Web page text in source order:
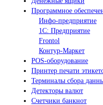
Программное
Инфо-предприятие
1С: Предприятие
Frontol
Контур-Маркет
POS-оборудование
Принтер печати
Терминалы сбора
Детекторы валют
Счетчики банкнот